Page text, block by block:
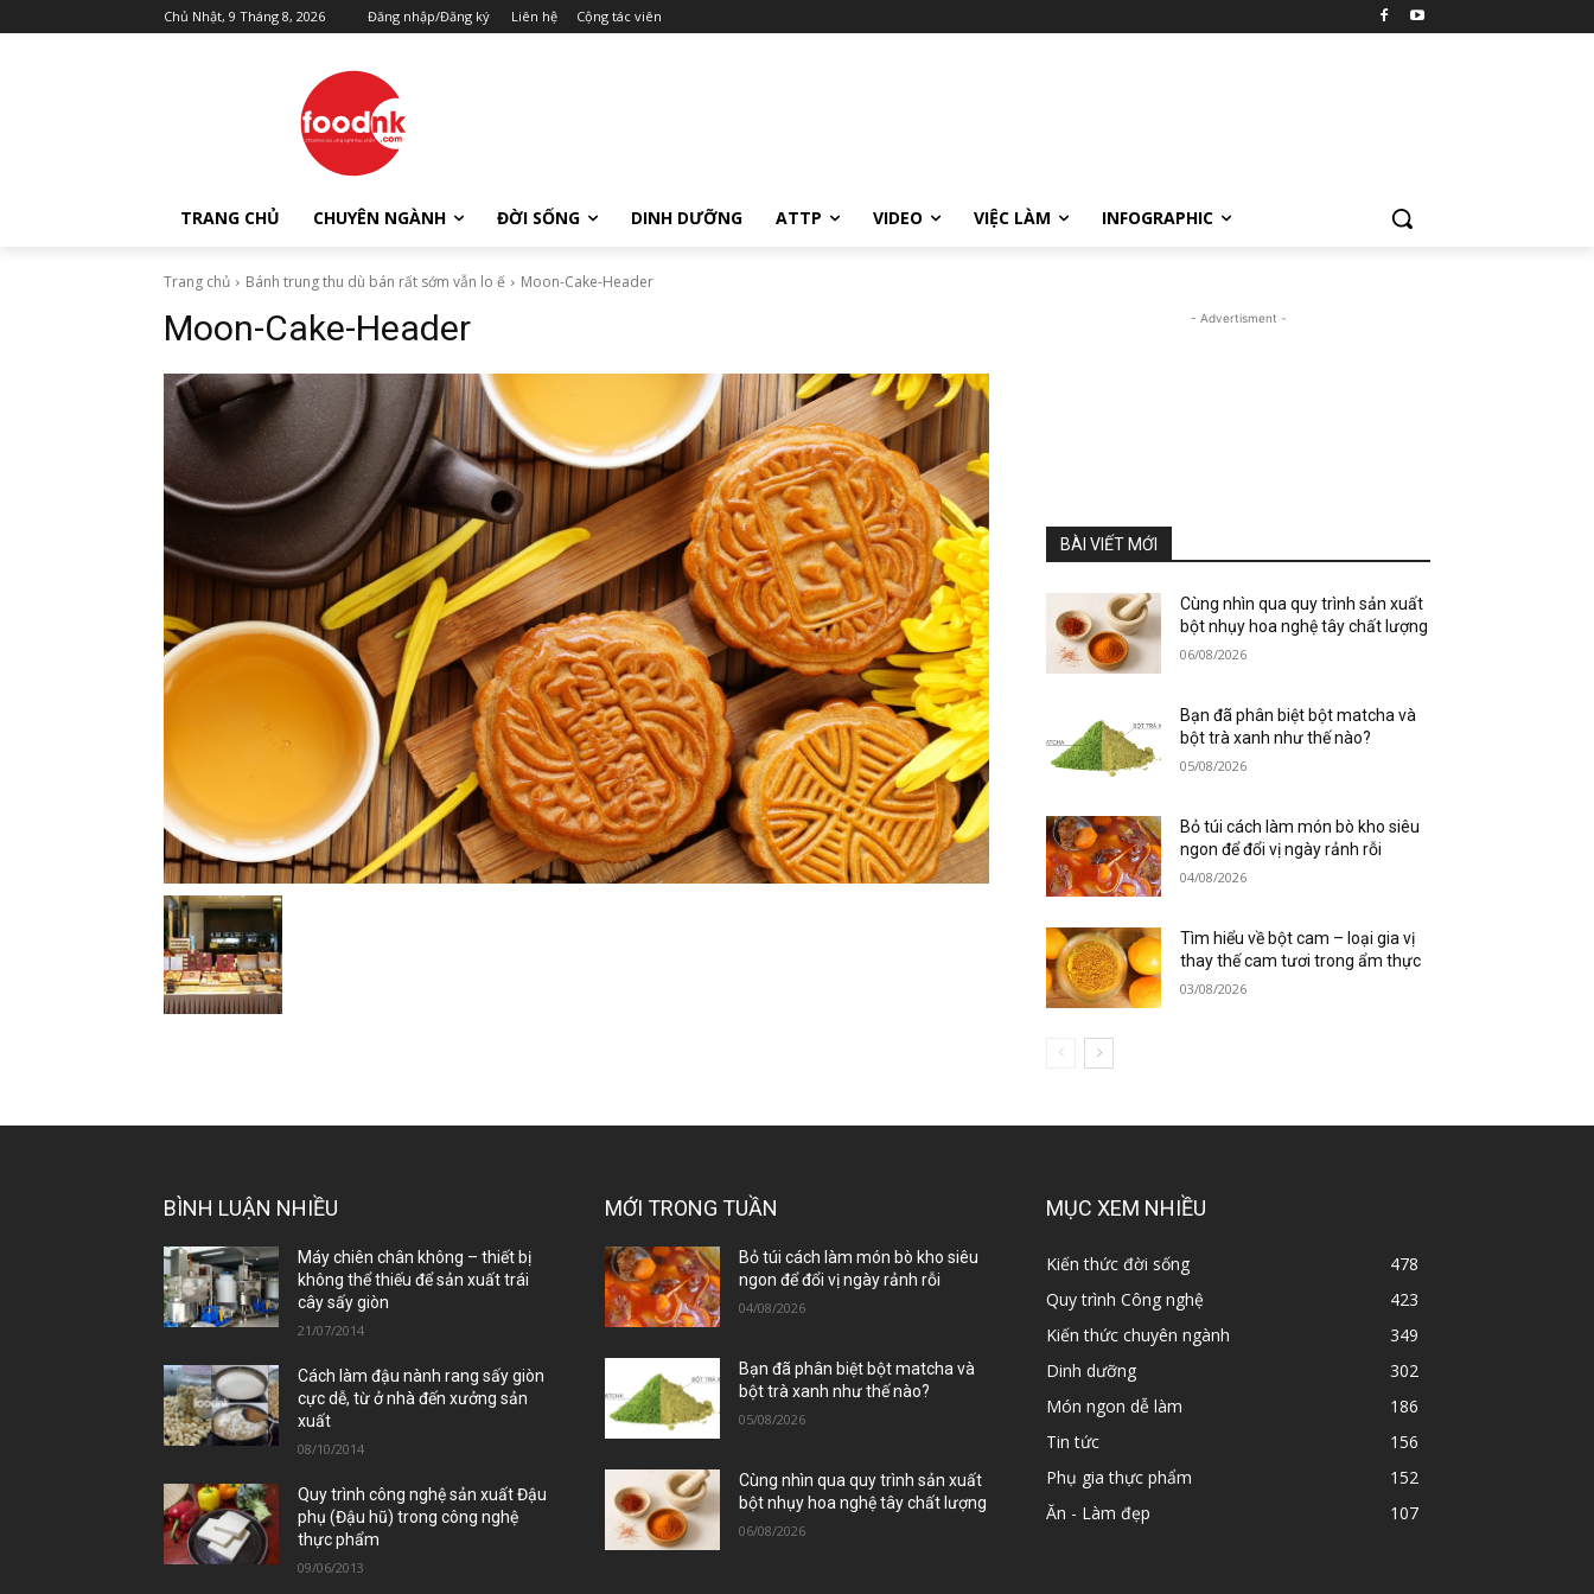
Chủ Nhật, 9 Tháng 8, 2026 Đăng nhập/Đăng ký Liên hệ Cộng tác viên
TRANG CHỦ CHUYÊN NGÀNH ĐỜI SỐNG DINH DƯỠNG ATTP VIDEO VIỆC LÀM INFOGRAPHIC
Trang chủ Bánh trung thu dù bán rất sớm vẫn lo ế Moon-Cake-Header
Moon-Cake-Header - Advertisment -
BÀI VIẾT MỚI
Cùng nhìn qua quy trình sản xuất
bột nhụy hoa nghệ tây chất lượng
06/08/2026
Bạn đã phân biệt bột matcha và
bột trà xanh như thế nào?
05/08/2026
Bỏ túi cách làm món bò kho siêu
ngon để đổi vị ngày rảnh rỗi
04/08/2026
Tìm hiểu về bột cam – loại gia vị
thay thế cam tươi trong ẩm thực
03/08/2026
BÌNH LUẬN NHIỀU
Máy chiên chân không – thiết bị
không thể thiếu để sản xuất trái
cây sấy giòn
21/07/2014
Cách làm đậu nành rang sấy giòn
cực dễ, từ ở nhà đến xưởng sản
xuất
08/10/2014
Quy trình công nghệ sản xuất Đậu
phụ (Đậu hũ) trong công nghệ
thực phẩm
09/06/2013
MỚI TRONG TUẦN
Bỏ túi cách làm món bò kho siêu
ngon để đổi vị ngày rảnh rỗi
04/08/2026
Bạn đã phân biệt bột matcha và
bột trà xanh như thế nào?
05/08/2026
Cùng nhìn qua quy trình sản xuất
bột nhụy hoa nghệ tây chất lượng
06/08/2026
MỤC XEM NHIỀU
Kiến thức đời sống
478
Quy trình Công nghệ
423
Kiến thức chuyên ngành
349
Dinh dưỡng
302
Món ngon dễ làm
186
Tin tức
156
Phụ gia thực phẩm
152
Ăn - Làm đẹp
107